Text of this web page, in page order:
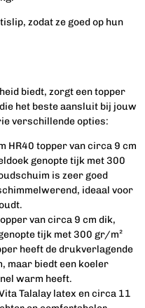
zodat ze goed op hun
biedt, zorgt een topper
het beste aansluit bij jouw
verschillende opties:
HR40 topper van circa 9 cm
genopte tijk met 300
is zeer goed
ideaal voor
van circa 9 cm dik,
tijk met 300 gr/m²
heeft de drukverlagende
maar biedt een koeler
warm heeft.
Talalay latex en circa 11